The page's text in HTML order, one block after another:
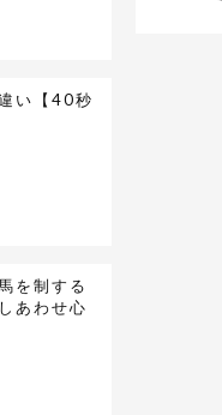
い【40秒
を制する
あわせ心